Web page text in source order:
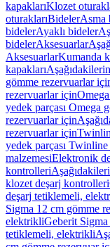
kapaklarıKlozet
oturaklarıBidelerAsma
bidelerAyaklı bideler
bidelerAksesuarlar
AksesuarlarKumanda
kapakları
gömme rezervuarlar
rezervuarlar için
yedek parçası Omega
rezervuarlar için
rezervuarlar için
yedek parçası
malzemesiElektronik
kontrolleri
klozet deşarj kontrolleri
deşarj tetiklemeli,
Sigma 12 cm gömme
elektrikliGeberit
tetiklemeli, elektrikli